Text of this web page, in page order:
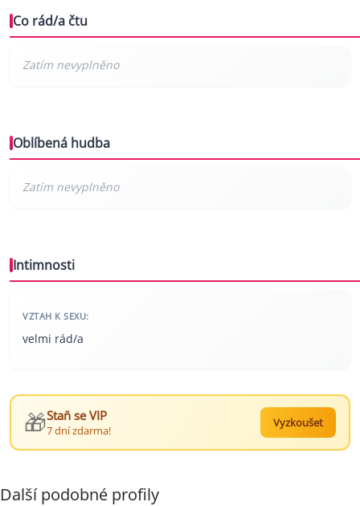
Co rád/a čtu
Oblíbená hudba
Intimnosti
VZTAH K SEXU:
velmi rád/a
🎁Staň se VIP
7 dní zdarma!
Vyzkoušet
Další podobné profily